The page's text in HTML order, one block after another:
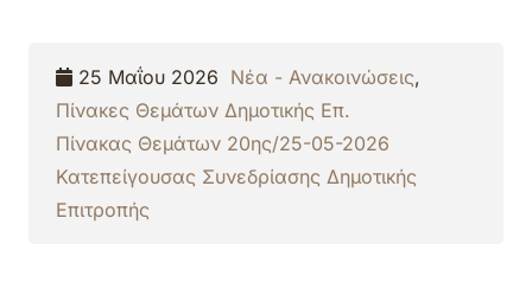
25 Μαΐου 2026 Νέα - Ανακοινώσεις,
Πίνακες Θεμάτων Δημοτικής Επ.
Πίνακας Θεμάτων 20ης/25-05-2026
Κατεπείγουσας Συνεδρίασης Δημοτικής
Επιτροπής